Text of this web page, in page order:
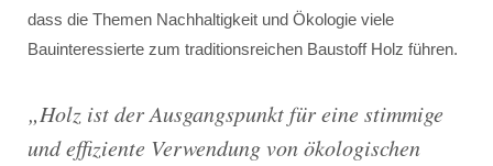
dass die Themen Nachhaltigkeit und Ökologie viele
Bauinteressierte zum traditionsreichen Baustoff Holz führen.
„Holz ist der Ausgangspunkt für eine stimmige
und effiziente Verwendung von ökologischen